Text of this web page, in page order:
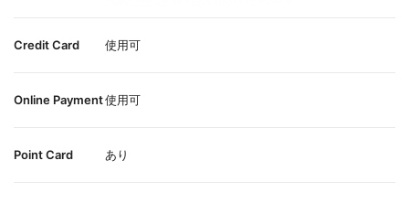
Credit Card 使用可
Online Payment使用可
Point Card あり